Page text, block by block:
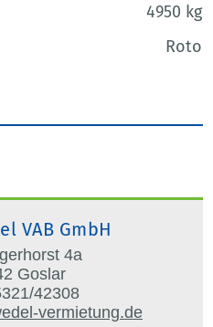
4950 kg
Roto
VAB GmbH
4a
Goslar
42308
vermietung.de